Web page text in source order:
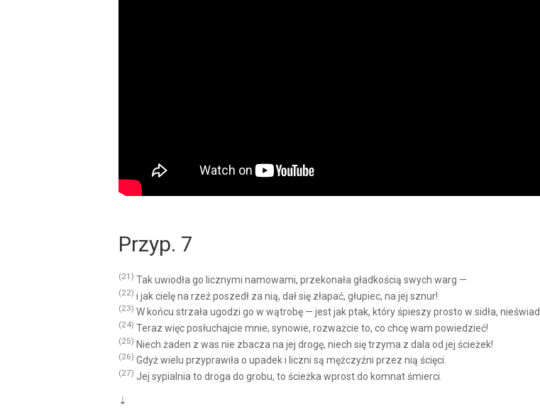
Przyp. 7
(21) Tak uwiodła go licznymi namowami, przekonała gładkością swych warg —
(22) i jak cielę na rzeź poszedł za nią, dał się złapać, głupiec, na jej sznur!
(23) W końcu strzała ugodzi go w wątrobę — jest jak ptak, który śpieszy prosto w sidła,
(24) Teraz więc posłuchajcie mnie, synowie, rozważcie to, co chcę wam powiedzieć!
(25) Niech żaden z was nie zbacza na jej drogę, niech się trzyma z dala od jej ścieżek!
(26) Gdyż wielu przyprawiła o upadek i liczni są mężczyźni przez nią ścięci.
(27) Jej sypialnia to droga do grobu, to ścieżka wprost do komnat śmierci.
⇣